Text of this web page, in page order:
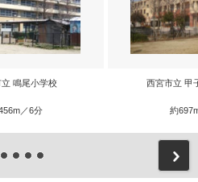
鳴尾小学校
／6分
西宮市立 甲
約